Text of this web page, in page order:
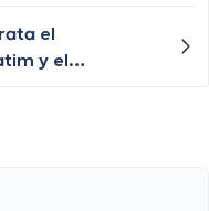
debía dejar mi
tenia que
el
y el